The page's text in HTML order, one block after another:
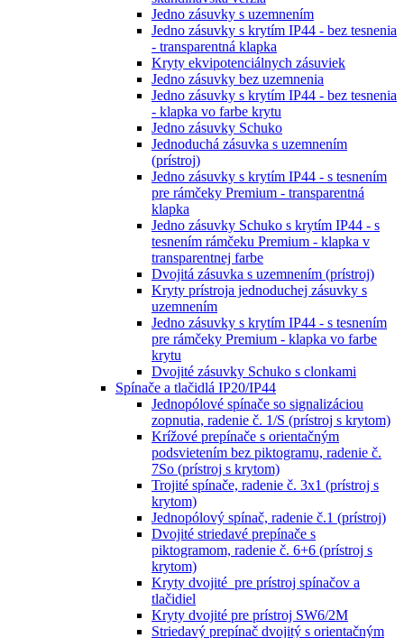
Jedno zásuvky s uzemnením
Jedno zásuvky s krytím IP44 - bez tesnenia
- transparentná klapka
Kryty ekvipotenciálnych zásuviek
Jedno zásuvky bez uzemnenia
Jedno zásuvky s krytím IP44 - bez tesnenia
- klapka vo farbe krytu
Jedno zásuvky Schuko
Jednoduchá zásuvka s uzemnením
(prístroj)
Jedno zásuvky s krytím IP44 - s tesnením
pre rámčeky Premium - transparentná
klapka
Jedno zásuvky Schuko s krytím IP44 - s
tesnením rámčeku Premium - klapka v
transparentnej farbe
Dvojitá zásuvka s uzemnením (prístroj)
Kryty prístroja jednoduchej zásuvky s
uzemnením
Jedno zásuvky s krytím IP44 - s tesnením
pre rámčeky Premium - klapka vo farbe
krytu
Dvojité zásuvky Schuko s clonkami
Spínače a tlačidlá IP20/IP44
Jednopólové spínače so signalizáciou
zopnutia, radenie č. 1/S (prístroj s krytom)
Krížové prepínače s orientačným
podsvietením bez piktogramu, radenie č.
7So (prístroj s krytom)
Trojité spínače, radenie č. 3x1 (prístroj s
krytom)
Jednopólový spínač, radenie č.1 (prístroj)
Dvojité striedavé prepínače s
piktogramom, radenie č. 6+6 (prístroj s
krytom)
Kryty dvojité pre prístroj spínačov a
tlačidiel
Kryty dvojité pre prístroj SW6/2M
Striedavý prepínač dvojitý s orientačným